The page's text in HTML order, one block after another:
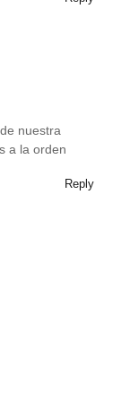
nuestra
a la orden
Reply